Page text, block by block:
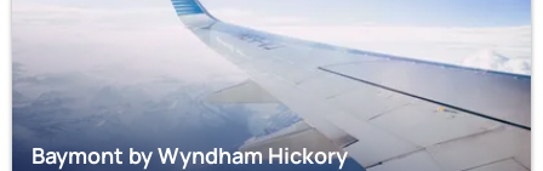
Baymont by Wyndham Hickory